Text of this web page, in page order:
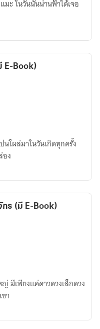
ะ ในวันนั้นน่านฟ้าได้เจอ
E-Book)
โผล่มาในวันเกิดทุกครั้ง
ง
กร (มี E-Book)
มีเพียงแค่ดาวดวงเล็กดวง
า